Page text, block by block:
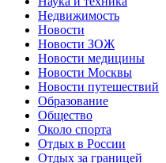
Недвижимость
Новости
Новости ЗОЖ
Новости медицины
Новости Москвы
Новости путешествий
Образование
Общество
Около спорта
Отдых в России
Отдых за границей